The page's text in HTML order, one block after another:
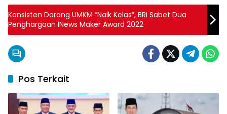
Konsisten Dorong UMKM “Naik Kelas”, BRI Sabet Dua
Penghargaan INews Maker Award 2022
Pos Terkait